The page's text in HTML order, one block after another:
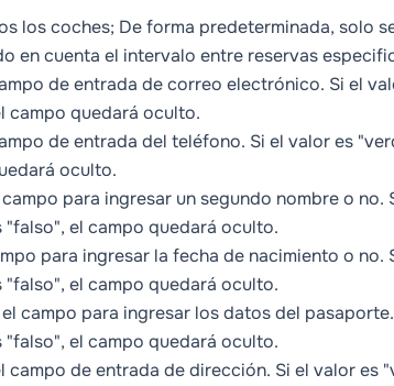
los coches; De forma predeterminada, solo
en cuenta el intervalo entre reservas
de entrada de correo electrónico. Si el
campo quedará oculto.
de entrada del teléfono. Si el valor es
oculto.
para ingresar un segundo nombre o
el campo quedará oculto.
para ingresar la fecha de nacimiento o no.
el campo quedará oculto.
campo para ingresar los datos del
el campo quedará oculto.
campo de entrada de dirección. Si el valor es